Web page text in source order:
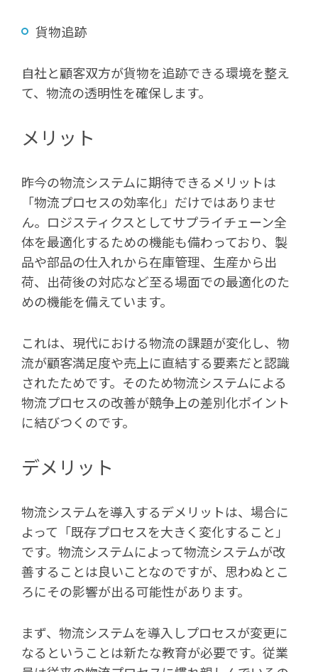
貨物追跡
自社と顧客双方が貨物を追跡できる環境を整え
て、物流の透明性を確保します。
メリット
昨今の物流システムに期待できるメリットは
「物流プロセスの効率化」だけではありませ
ん。ロジスティクスとしてサプライチェーン全
体を最適化するための機能も備わっており、製
品や部品の仕入れから在庫管理、生産から出
荷、出荷後の対応など至る場面での最適化のた
めの機能を備えています。
これは、現代における物流の課題が変化し、物
流が顧客満足度や売上に直結する要素だと認識
されたためです。そのため物流システムによる
物流プロセスの改善が競争上の差別化ポイント
に結びつくのです。
デメリット
物流システムを導入するデメリットは、場合に
よって「既存プロセスを大きく変化すること」
です。物流システムによって物流システムが改
善することは良いことなのですが、思わぬとこ
ろにその影響が出る可能性があります。
まず、物流システムを導入しプロセスが変更に
なるということは新たな教育が必要です。従業